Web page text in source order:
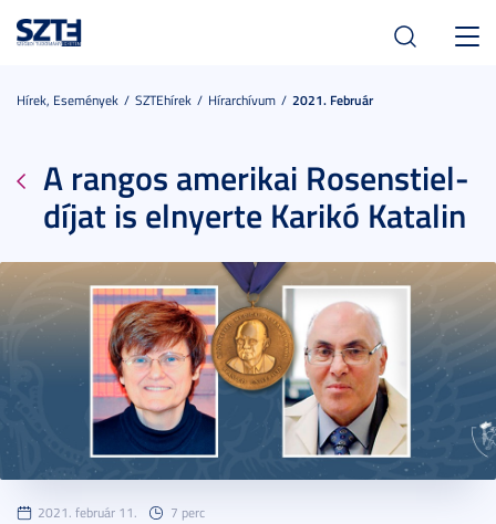
Hírek, Események SZTEhírek Hírarchívum 2021. Február
A rangos amerikai Rosenstiel-
díjat is elnyerte Karikó Katalin
2021. február 11. 7 perc